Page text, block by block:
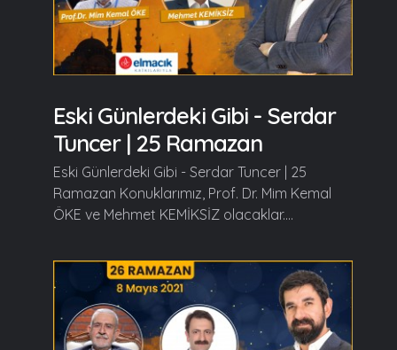
Eski Günlerdeki Gibi - Serdar
Tuncer | 25 Ramazan
Eski Günlerdeki Gibi - Serdar Tuncer | 25
Ramazan Konuklarımız, Prof. Dr. Mim Kemal
ÖKE ve Mehmet KEMİKSİZ olacaklar....